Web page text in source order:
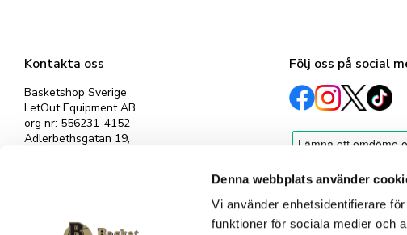
Denna webbplats använder
Vi använder enhetsidentifierare
funktioner för sociala medier och
Kontakta oss
Basketshop Sverige
LetOut Equipment AB
org nr: 556231-4152
Adlerbethsgatan 19,
Följ oss på social